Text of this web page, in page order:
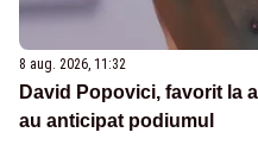
8 aug. 2026, 11:32
David Popovici, favorit la
au anticipat podiumul